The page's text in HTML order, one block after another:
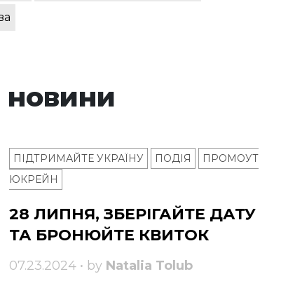
новини
ПІДТРИМАЙТЕ УКРАЇНУ ПОДІЯ
ПРОМОУТ
ЮКРЕЙН
28 ЛИПНЯ, ЗБЕРІГАЙТЕ ДАТУ
ТА БРОНЮЙТЕ КВИТОК
07.23.2024 • by Natalia Tolub